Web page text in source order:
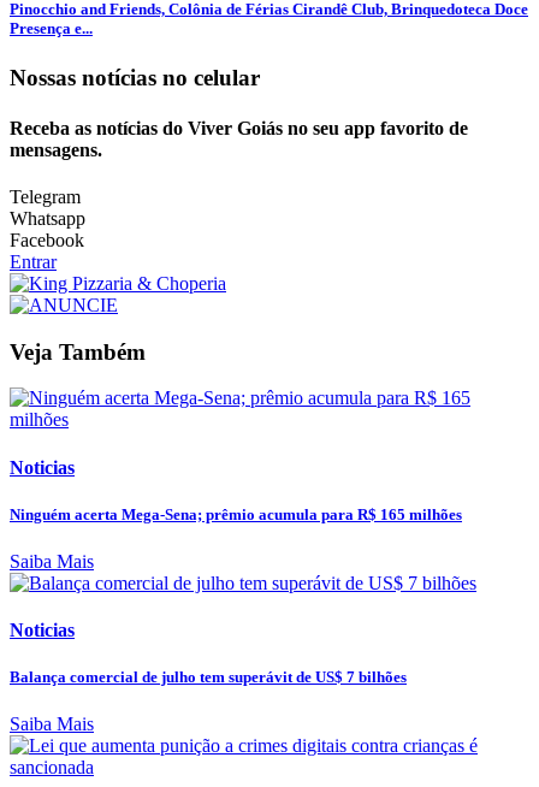
Pinocchio and Friends, Colônia de Férias Cirandê Club, Brinquedoteca Doce
Presença e...
Nossas notícias no celular
Receba as notícias do Viver Goiás no seu app favorito de
mensagens.
Telegram
Whatsapp
Facebook
Entrar
Veja Também
Noticias
Ninguém acerta Mega-Sena; prêmio acumula para R$ 165 milhões
Saiba Mais
Noticias
Balança comercial de julho tem superávit de US$ 7 bilhões
Saiba Mais